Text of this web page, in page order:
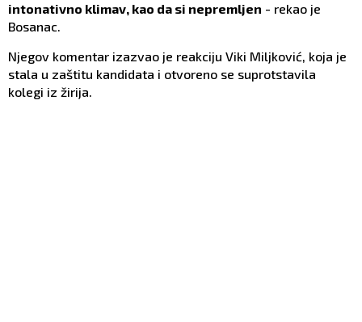
intonativno klimav, kao da si nepremljen - rekao je
Bosanac.
Njegov komentar izazvao je reakciju Viki Miljković, koja je
stala u zaštitu kandidata i otvoreno se suprotstavila
kolegi iz žirija.